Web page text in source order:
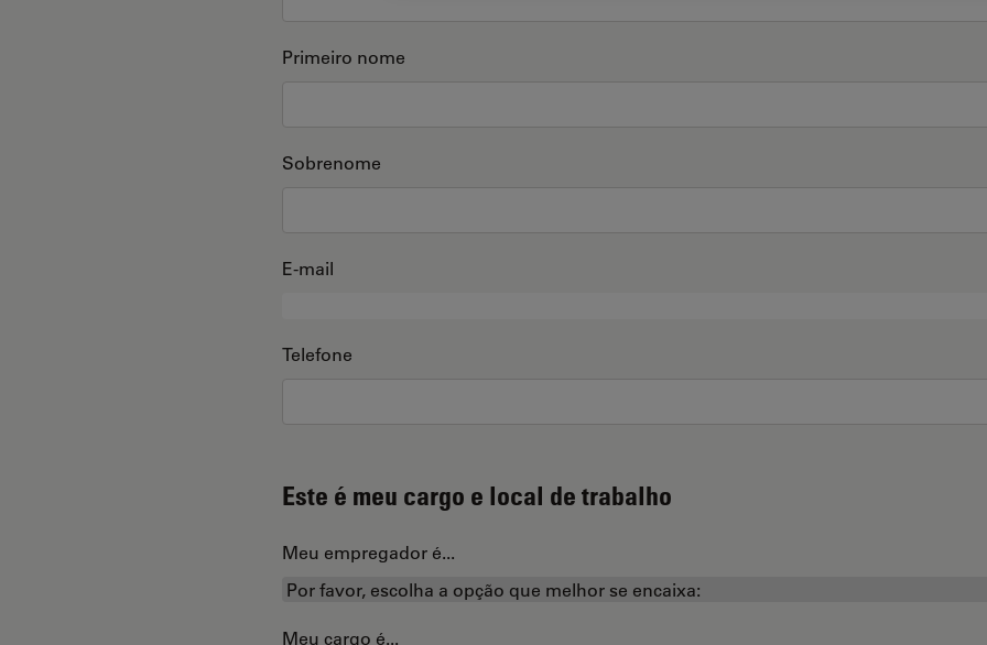
Primeiro nome
Sobrenome
E-mail
Telefone
Este é meu cargo e local de trabalho
Meu empregador é...
Meu cargo é...